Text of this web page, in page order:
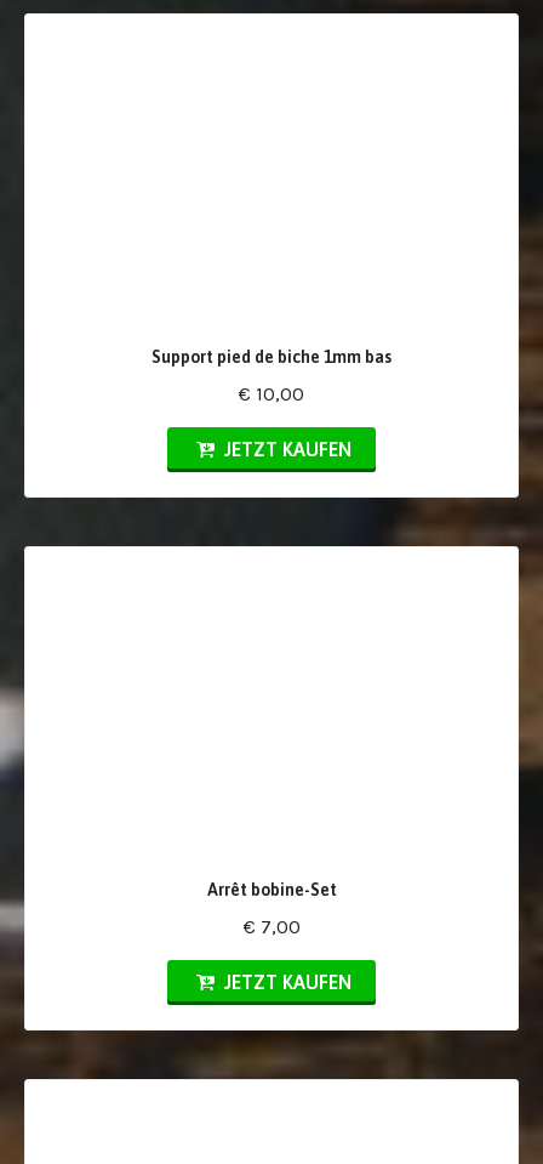
Support pied de biche 1mm bas
€ 10,00
JETZT KAUFEN
Arrêt bobine-Set
€ 7,00
JETZT KAUFEN